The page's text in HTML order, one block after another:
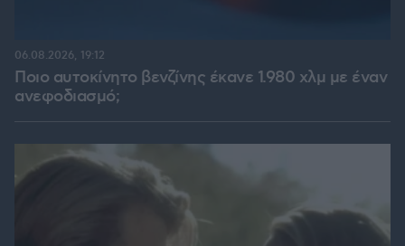
Ποιο αυτοκίνητο βενζίνης έκανε 1.980 χλμ με έναν
ανεφοδιασμό;
06.08.2026, 19:12